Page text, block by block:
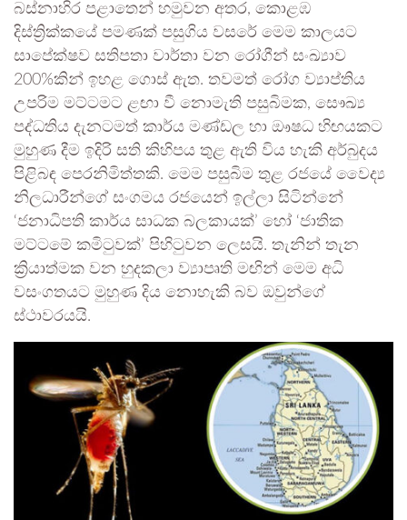
බස්නාහිර පළාතෙන් හමුවන අතර, කොළඹ
දිස්ත්‍රික්කයේ පමණක් පසුගිය වසරේ මෙම කාලයට
සාපේක්ෂව සතිපතා වාර්තා වන රෝගීන් සංඛ්‍යාව
200%කින් ඉහළ ගොස් ඇත. තවමත් රෝග ව්‍යාප්තිය
උපරිම මට්ටමට ළඟා වී නොමැති පසුබිමක, සෞඛ්‍ය
පද්ධතිය දැනටමත් කාර්ය මණ්ඩල හා ඖෂධ හිඟයකට
මුහුණ දීම ඉදිරි සති කිහිපය තුළ ඇති විය හැකි අර්බුදය
පිළිබඳ පෙරනිමිත්තකි. මෙම පසුබිම තුළ රජයේ වෛද්‍ය
නිලධාරීන්ගේ සංගමය රජයෙන් ඉල්ලා සිටින්නේ
‘ජනාධිපති කාර්ය සාධක බලකායක්’ හෝ ‘ජාතික
මට්ටමේ කමිටුවක්’ පිහිටුවන ලෙසයි. තැනින් තැන
ක්‍රියාත්මක වන හුදකලා ව්‍යාපෘති මඟින් මෙම අධි
වසංගතයට මුහුණ දිය නොහැකි බව ඔවුන්ගේ
ස්ථාවරයයි.